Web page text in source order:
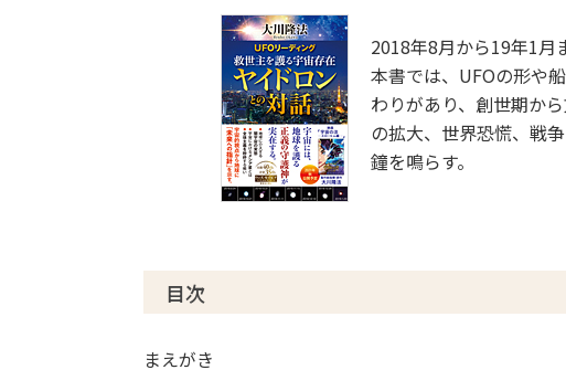
2018年8月から19年1月
本書では、UFOの形や
わりがあり、創世期か
の拡大、世界恐慌、戦
鐘を鳴らす。
目次
まえがき